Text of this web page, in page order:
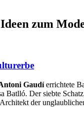
zum
Gaudíerrichtete
Batlló. Der siebte
der